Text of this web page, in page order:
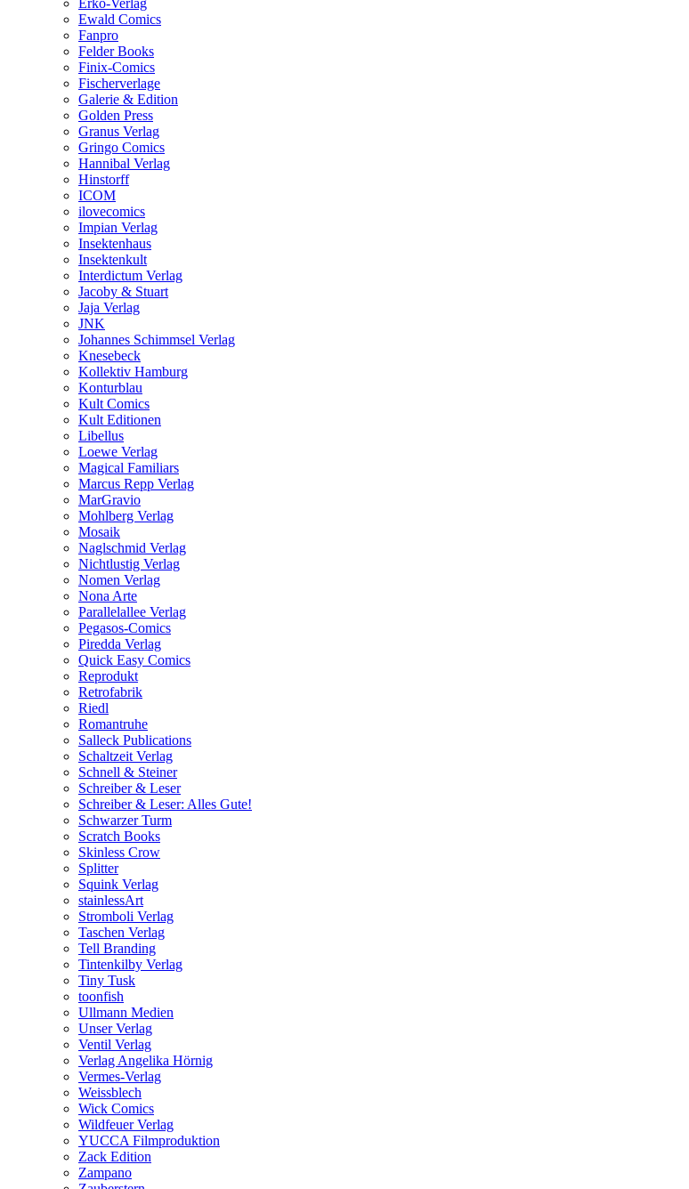
Erko-Verlag
Ewald Comics
Fanpro
Felder Books
Finix-Comics
Fischerverlage
Galerie & Edition
Golden Press
Granus Verlag
Gringo Comics
Hannibal Verlag
Hinstorff
ICOM
ilovecomics
Impian Verlag
Insektenhaus
Insektenkult
Interdictum Verlag
Jacoby & Stuart
Jaja Verlag
JNK
Johannes Schimmsel Verlag
Knesebeck
Kollektiv Hamburg
Konturblau
Kult Comics
Kult Editionen
Libellus
Loewe Verlag
Magical Familiars
Marcus Repp Verlag
MarGravio
Mohlberg Verlag
Mosaik
Naglschmid Verlag
Nichtlustig Verlag
Nomen Verlag
Nona Arte
Parallelallee Verlag
Pegasos-Comics
Piredda Verlag
Quick Easy Comics
Reprodukt
Retrofabrik
Riedl
Romantruhe
Salleck Publications
Schaltzeit Verlag
Schnell & Steiner
Schreiber & Leser
Schreiber & Leser: Alles Gute!
Schwarzer Turm
Scratch Books
Skinless Crow
Splitter
Squink Verlag
stainlessArt
Stromboli Verlag
Taschen Verlag
Tell Branding
Tintenkilby Verlag
Tiny Tusk
toonfish
Ullmann Medien
Unser Verlag
Ventil Verlag
Verlag Angelika Hörnig
Vermes-Verlag
Weissblech
Wick Comics
Wildfeuer Verlag
YUCCA Filmproduktion
Zack Edition
Zampano